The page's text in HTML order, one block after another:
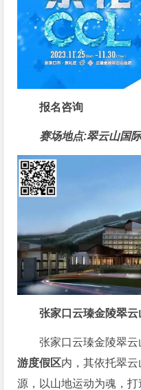
报名咨询
赛场地点:翠云山国
张家口云瑧金陵翠云
张家口云瑧金陵翠
游度假区内，其依托翠
源，以山地运动为魂，